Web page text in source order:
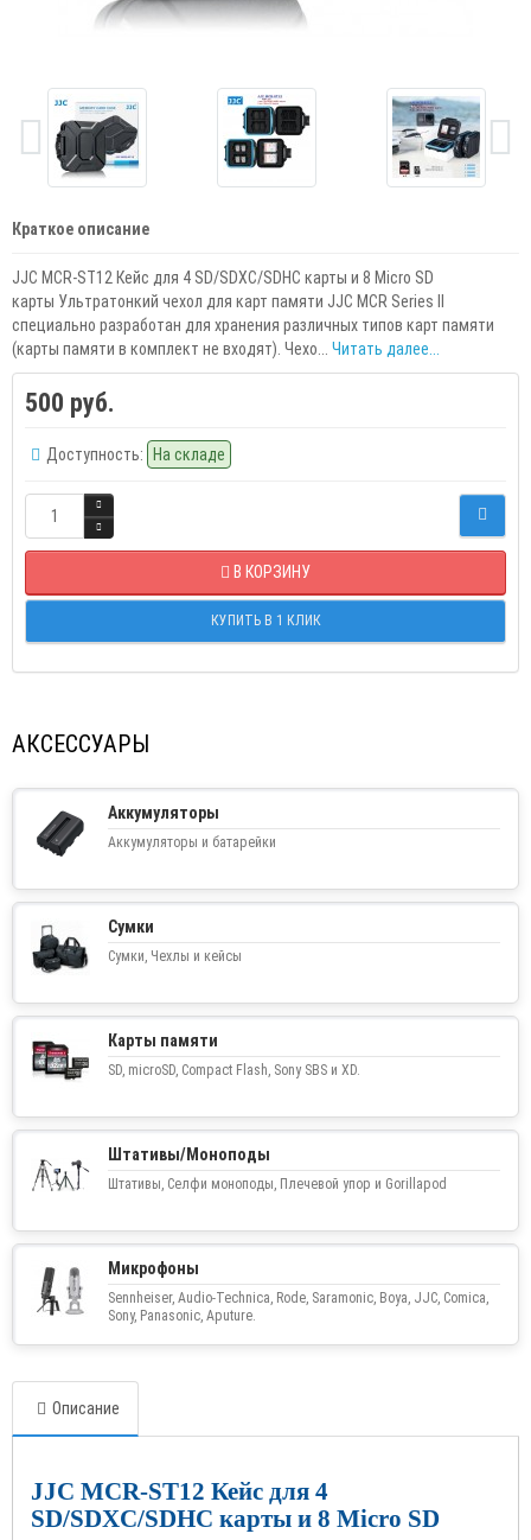
Краткое описание
JJC MCR-ST12 Кейс для 4 SD/SDXC/SDHC карты и 8 Micro SD
карты Ультратонкий чехол для карт памяти JJC MCR Series II
специально разработан для хранения различных типов карт памяти
(карты памяти в комплект не входят). Чехо... Читать далее...
500 руб.
Доступность: На складе
В КОРЗИНУ
КУПИТЬ В 1 КЛИК
АКСЕССУАРЫ
Аккумуляторы
Аккумуляторы и батарейки
Сумки
Сумки, Чехлы и кейсы
Карты памяти
SD, microSD, Compact Flash, Sony SBS и XD.
Штативы/Моноподы
Штативы, Селфи моноподы, Плечевой упор и Gorillapod
Микрофоны
Sennheiser, Audio-Technica, Rode, Saramonic, Boya, JJC, Comica,
Sony, Panasonic, Aputure.
Описание
JJC MCR-ST12 Кейс для 4
SD/SDXC/SDHC карты и 8 Micro SD